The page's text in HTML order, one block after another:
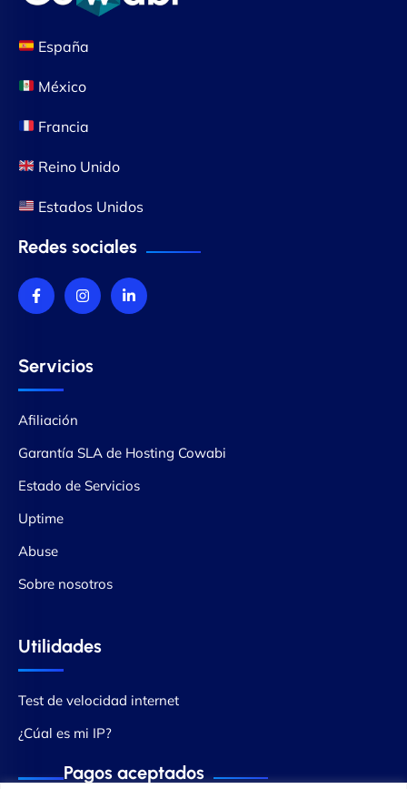
España
México
Francia
Reino Unido
Estados Unidos
Redes sociales
Servicios
Afiliación
Garantía SLA de Hosting Cowabi
Estado de Servicios
Uptime
Abuse
Sobre nosotros
Utilidades
Test de velocidad internet
¿Cúal es mi IP?
Pagos aceptados